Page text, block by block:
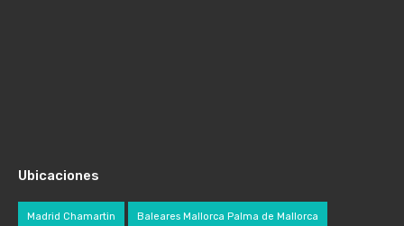
Ubicaciones
Madrid Chamartin Baleares Mallorca Palma de Mallorca